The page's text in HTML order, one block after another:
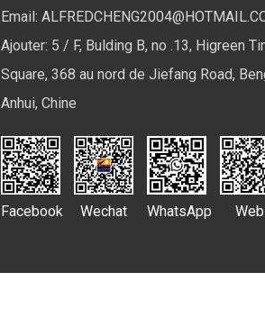
Email:
Ajouter: 5 / F, Bulding B, no .13, Higreen
Square, 368 au nord de Jiefang Road,
Anhui, Chine
Facebook Wechat WhatsApp Web